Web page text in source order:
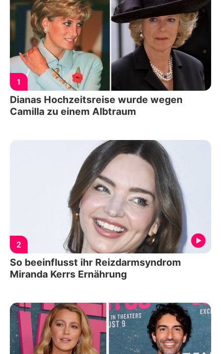
1
Dianas Hochzeitsreise wurde wegen
Camilla zu einem Albtraum
2
So beeinflusst ihr Reizdarmsyndrom
Miranda Kerrs Ernährung